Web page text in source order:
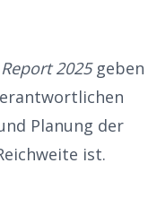
2025geben
Planung der
ist.